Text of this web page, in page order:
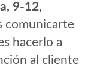
9-12,
comunicarte
hacerlo a
al cliente